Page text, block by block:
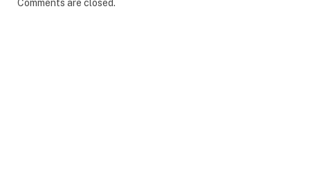
Comments are closed.